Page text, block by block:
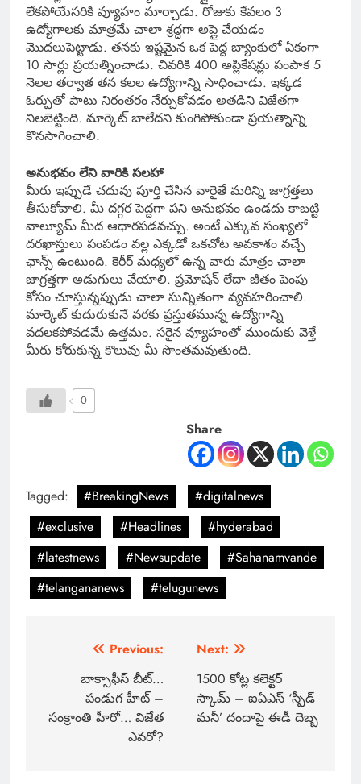
లేకపోయేసరికి వ్యూహం మార్చాడు. రోజుకు కేవలం 3
ఉద్యోగాలకు మాత్రమే చాలా శ్రద్ధగా అప్లై చేయడం
మొదలుపెట్టాడు. తనకు ఇష్టమైన ఒక పెద్ద బ్యాంకులో ఏకంగా
10 సార్లు ప్రయత్నించాడు. చివరికి 400 అప్లికేషన్లు పంపాక 5
నెలల తర్వాత తన కలల ఉద్యోగాన్ని సాధించాడు. ఇక్కడ
ఓర్పుతో పాటు నిరంతరం నేర్చుకోవడం అతడిని విజేతగా
నిలబెట్టింది. మార్కెట్ బాలేదని కుంగిపోకుండా ప్రయత్నాన్ని
కొనసాగించాలి.
అనుభవం లేని వారికి సలహా
మీరు ఇప్పుడే చదువు పూర్తి చేసిన వారైతే మరిన్ని జాగ్రత్తలు
తీసుకోవాలి. మీ దగ్గర పెద్దగా పని అనుభవం ఉండదు కాబట్టి
వాల్యూమ్ మీద ఆధారపడవచ్చు. అంటే ఎక్కువ సంఖ్యలో
దరఖాస్తులు పంపడం వల్ల ఎక్కడో ఒకచోట అవకాశం వచ్చే
ఛాన్స్ ఉంటుంది. కెరీర్ మధ్యలో ఉన్న వారు మాత్రం చాలా
జాగ్రత్తగా అడుగులు వేయాలి. ప్రమోషన్ లేదా జీతం పెంపు
కోసం చూస్తున్నప్పుడు చాలా సున్నితంగా వ్యవహరించాలి.
మార్కెట్ కుదురుకునే వరకు ప్రస్తుతమున్న ఉద్యోగాన్ని
వదలకపోవడమే ఉత్తమం. సరైన వ్యూహంతో ముందుకు వెళ్తే
మీరు కోరుకున్న కొలువు మీ సొంతమవుతుంది.
0
Share
Tagged: #BreakingNews
#digitalnews
#exclusive
#Headlines
#hyderabad
#latestnews
#Newsupdate
#Sahanamvande
#telangananews
#telugunews
Previous:
బాక్సాఫీస్ బీట్…
పండుగ హీట్ –
సంక్రాంతి హీరో… విజేత
ఎవరో?
Next:
1500 కోట్ల కలెక్టర్
స్కామ్ – ఐఏఎస్ ‘స్పీడ్
మనీ’ దందాపై ఈడీ దెబ్బ